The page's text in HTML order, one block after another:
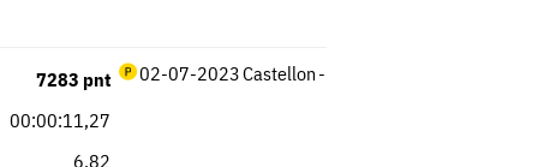
Castellon
7283 pnt
00:00:11,27
6,82
-
02-07-2023